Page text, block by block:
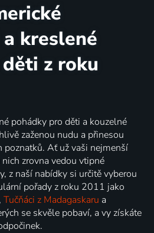
kreslené
z roku
pohádky pro děti a kouzelné
zaženou nudu a přinesou
poznatků. Ať už vaši nejmenší
zrovna vedou vtipné
z naší nabídky si určitě vyberou
pořady z roku 2011 jako
, Tučňáci z Madagaskaru a
se skvěle pobaví, a vy získáte